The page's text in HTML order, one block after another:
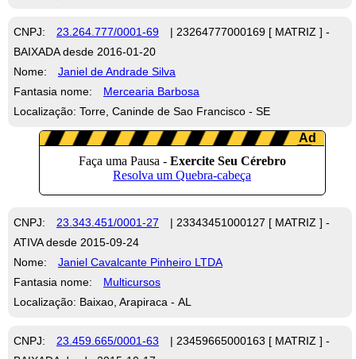
CNPJ: 23.264.777/0001-69
| 23264777000169 [ MATRIZ ] -
BAIXADA desde 2016-01-20
Nome:
Janiel de Andrade Silva
Fantasia nome:
Mercearia Barbosa
Localização: Torre, Caninde de Sao Francisco - SE
CNPJ: 23.343.451/0001-27
| 23343451000127 [ MATRIZ ] -
ATIVA desde 2015-09-24
Nome:
Janiel Cavalcante Pinheiro LTDA
Fantasia nome:
Multicursos
Localização: Baixao, Arapiraca - AL
CNPJ: 23.459.665/0001-63
| 23459665000163 [ MATRIZ ] -